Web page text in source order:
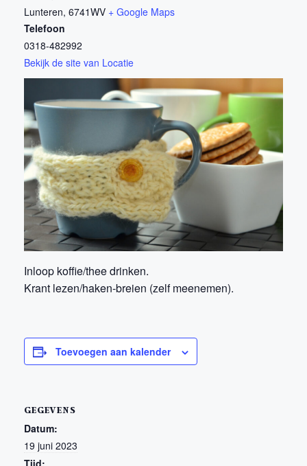
Lunteren, 6741WV + Google Maps
Telefoon
0318-482992
Bekijk de site van Locatie
Inloop koffie/thee drinken.
Krant lezen/haken-breien (zelf meenemen).
Toevoegen aan kalender
GEGEVENS
Datum:
19 juni 2023
Tijd: